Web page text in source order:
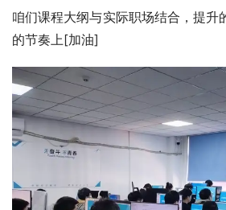
咱们课程大纲与实际职场结合，提升
的节奏上[加油]